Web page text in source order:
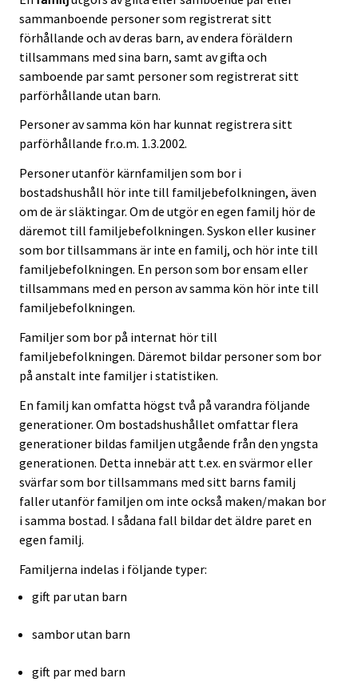
sammanboende personer som registrerat sitt
förhållande och av deras barn, av endera föräldern
tillsammans med sina barn, samt av gifta och
samboende par samt personer som registrerat sitt
parförhållande utan barn.
Personer av samma kön har kunnat registrera sitt
parförhållande fr.o.m. 1.3.2002.
Personer utanför kärnfamiljen som bor i
bostadshushåll hör inte till familjebefolkningen, även
om de är släktingar. Om de utgör en egen familj hör de
däremot till familjebefolkningen. Syskon eller kusiner
som bor tillsammans är inte en familj, och hör inte till
familjebefolkningen. En person som bor ensam eller
tillsammans med en person av samma kön hör inte till
familjebefolkningen.
Familjer som bor på internat hör till
familjebefolkningen. Däremot bildar personer som bor
på anstalt inte familjer i statistiken.
En familj kan omfatta högst två på varandra följande
generationer. Om bostadshushållet omfattar flera
generationer bildas familjen utgående från den yngsta
generationen. Detta innebär att t.ex. en svärmor eller
svärfar som bor tillsammans med sitt barns familj
faller utanför familjen om inte också maken/makan bor
i samma bostad. I sådana fall bildar det äldre paret en
egen familj.
Familjerna indelas i följande typer:
gift par utan barn
sambor utan barn
gift par med barn